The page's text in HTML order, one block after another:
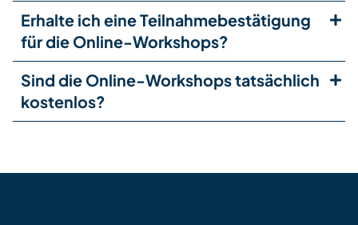
Erhalte ich eine Teilnahmebestätigung
für die Online-Workshops?
Sind die Online-Workshops tatsächlich
kostenlos?